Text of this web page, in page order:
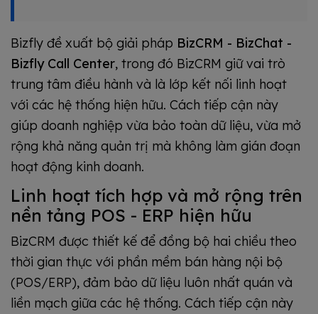
Bizfly đề xuất bộ giải pháp BizCRM - BizChat -
Bizfly Call Center, trong đó BizCRM giữ vai trò
trung tâm điều hành và là lớp kết nối linh hoạt
với các hệ thống hiện hữu. Cách tiếp cận này
giúp doanh nghiệp vừa bảo toàn dữ liệu, vừa mở
rộng khả năng quản trị mà không làm gián đoạn
hoạt động kinh doanh.
Linh hoạt tích hợp và mở rộng trên
nền tảng POS - ERP hiện hữu
BizCRM được thiết kế để đồng bộ hai chiều theo
thời gian thực với phần mềm bán hàng nội bộ
(POS/ERP), đảm bảo dữ liệu luôn nhất quán và
liền mạch giữa các hệ thống. Cách tiếp cận này